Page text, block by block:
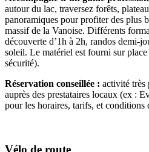
autour du lac, traversez forêts,
panoramiques pour profiter des plus
massif de la Vanoise. Différents
découverte d’1h à 2h, randos demi-
soleil. Le matériel est fourni sur
sécurité).
Réservation conseillée : activité très
auprès des prestataires locaux (ex :
pour les horaires, tarifs, et conditions
Vélo de route